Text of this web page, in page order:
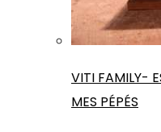
VITI FAMILY-
MES PÉPÉS